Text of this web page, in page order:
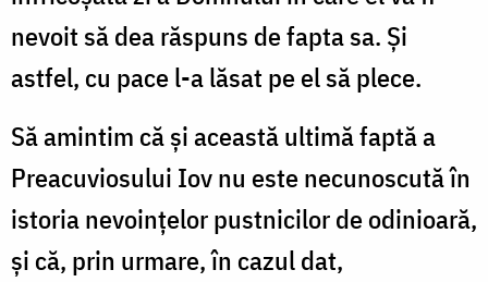
nevoit să dea răspuns de fapta sa. Şi
astfel, cu pace l-a lăsat pe el să plece.
Să amintim că şi această ultimă faptă a
Preacuviosului Iov nu este necunoscută în
istoria nevoinţelor pustnicilor de odinioară,
şi că, prin urmare, în cazul dat,